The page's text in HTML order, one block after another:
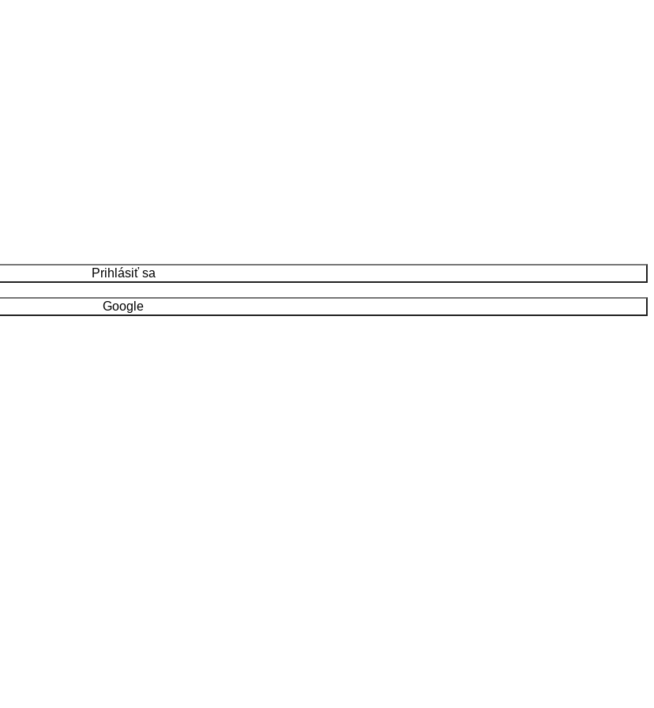
Prihlásiť sa
Google